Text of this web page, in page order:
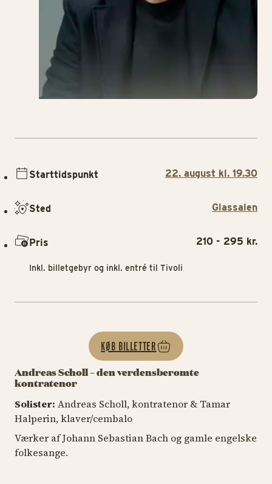
Andreas Scholl – den verdensberømte
kontratenor
Solister: Andreas Scholl, kontratenor & Tamar
Halperin, klaver/cembalo
Værker af Johann Sebastian Bach og gamle engelske
folkesange.
Starttidspunkt 22. august kl. 19.30
Sted Glassalen
Pris 210 - 295 kr.
Inkl. billetgebyr og inkl. entré til Tivoli
KØB BILLETTER